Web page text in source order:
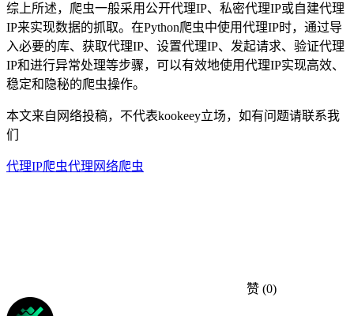
综上所述，爬虫一般采用公开代理IP、私密代理IP或自建代理
IP来实现数据的抓取。在Python爬虫中使用代理IP时，通过导
入必要的库、获取代理IP、设置代理IP、发起请求、验证代理
IP和进行异常处理等步骤，可以有效地使用代理IP实现高效、
稳定和隐秘的爬虫操作。
本文来自网络投稿，不代表kookeey立场，如有问题请联系我
们
代理IP爬虫代理 网络爬虫
赞 (0)